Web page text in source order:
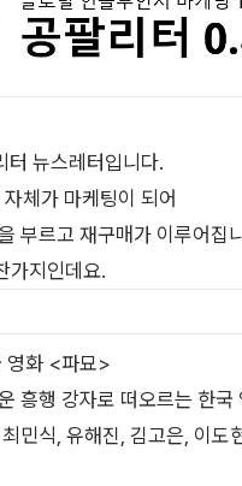
터 뉴스레터입니다.
체가 마케팅이 되어
부르고 재구매가 이루어집
가지인데요.
영화 <파묘>
흥행 강자로 떠오르는 한국
민식, 유해진, 김고은, 이도